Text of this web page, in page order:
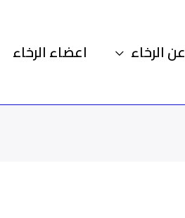
عن الرخاء اعضاء الرخاء